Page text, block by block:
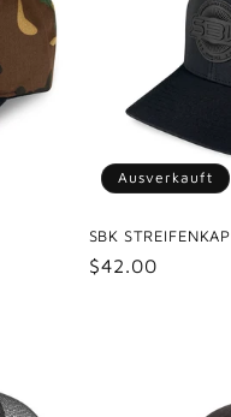
Ausverkauft
SBK
Normaler
$42.00